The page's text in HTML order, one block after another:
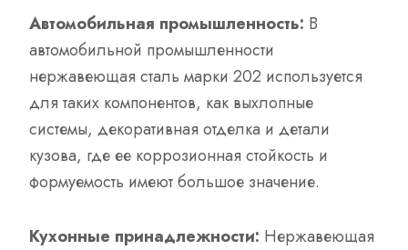
Автомобильная промышленность: В
автомобильной промышленности
нержавеющая сталь марки 202 используется
для таких компонентов, как выхлопные
системы, декоративная отделка и детали
кузова, где ее коррозионная стойкость и
формуемость имеют большое значение.
Кухонные принадлежности: Нержавеющая